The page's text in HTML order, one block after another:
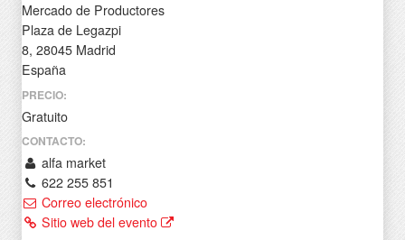
Mercado de Productores
Plaza de Legazpi
8, 28045 Madrid
España
PRECIO:
Gratuito
CONTACTO:
alfa market
622 255 851
Correo electrónico
Sitio web del evento